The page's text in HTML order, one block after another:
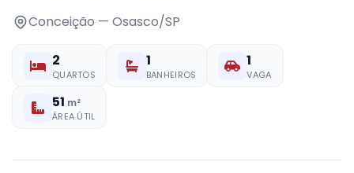
Conceição — Osasco/SP
2
QUARTOS
1
BANHEIROS
1
VAGA
51 m²
ÁREA ÚTIL